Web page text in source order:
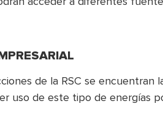
de la RSC se encuentran
uso de este tipo de energías